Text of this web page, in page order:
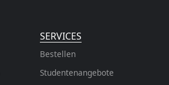
SERVICES
Bestellen
Studentenangebote